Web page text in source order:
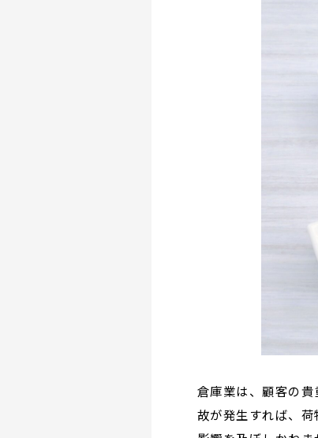
倉庫業は、顧客の
故が発生すれば、